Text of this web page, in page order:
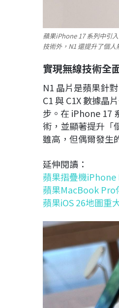
蘋果iPhone 17 系列中引
技術外，N1 還提升了個
實現無線技術全
N1 晶片是蘋果針
C1 與 C1X 數據晶
步。在 iPhone 17
術，並顯著提升「
雖高，但偶爾發生
延伸閱讀：
蘋果摺疊機
蘋果MacBook Pro
蘋果iOS 26地圖重